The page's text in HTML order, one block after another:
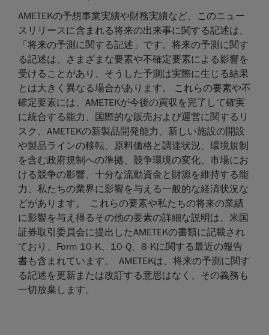
AMETEKの予想事業実績や財務実績など、このニュー
スリリースに含まれる将来の出来事に関する記述は、
「将来の予測に関する記述」です。将来の予測に関す
る記述は、さまざまな要素や不確定要素による影響を
受けることがあり、そうした予測は実際に生じる結果
とは大きく異なる場合があります。 これらの要素や不
確定要素には、AMETEKが今後の買収を完了して確実
に統合する能力、国際的な販売および運営に関するリ
スク、AMETEKの新製品開発能力、新しい施設の開設
や製品ラインの移転、原料価格と調達状況、環境規制
を含む政府規制への準拠、競争環境の変化、市場にお
ける競争の影響、十分な流動資金と財源を維持する能
力、私たちの業界に影響を与える一般的な経済状況な
どがあります。 これらの要素や私たちの将来の業績
に影響を与え得るその他の要素の詳細な説明は、米国
証券取引委員会に提出したAMETEKの書類に記載され
ており、Form 10-K、10-Q、8-Kに関する最近の報告
書も含まれています。 AMETEKは、将来の予測に関す
る記述を更新または改訂する意思はなく、その義務も
一切放棄します。